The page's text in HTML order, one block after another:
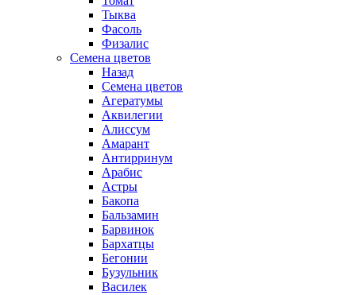
Тыква
Фасоль
Физалис
Семена цветов
Назад
Семена цветов
Агератумы
Аквилегии
Алиссум
Амарант
Антирринум
Арабис
Астры
Бакопа
Бальзамин
Барвинок
Бархатцы
Бегонии
Бузульник
Василек